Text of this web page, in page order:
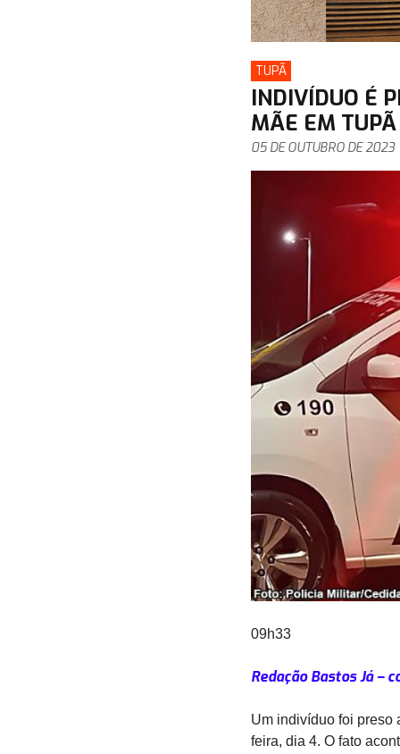
TUPÃ
INDIVÍDUO É
MÃE EM TUPÃ
05 DE OUTUBRO DE 2023
09h33
Redação Bastos Já –
Um indivíduo foi preso
feira, dia 4. O fato